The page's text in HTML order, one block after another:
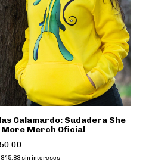
Calamardo: Sudadera She
More Merch Oficial
$45.83 sin intereses